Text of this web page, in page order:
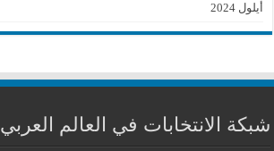
أيلول 2024
شبكة الانتخابات في العالم العربي